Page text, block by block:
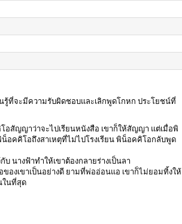
รู้ที่จะมีความรับผิดชอบและเลิกพูดโกหก ประโยชน์ที่
อสัญญาว่าจะไปเรียนหนังสือ เขาก็ให้สัญญา แต่เมื่อพิ
อคคิโอถึงสาเหตุที่ไม่ไปโรงเรียน พิน็อคคิโอกลับพูด
นางฟ้าทำให้เขาต้องกลายร่างเป็นลา
องเขาเป็นอย่างดี ยามที่พ่ออ่อนแอ เขาก็ไม่ยอมทิ้งให้
ในที่สุด